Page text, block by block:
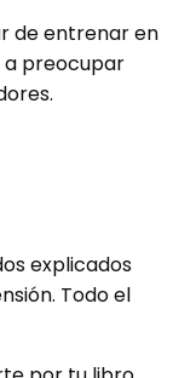
de entrenar en
a preocupar
explicados
Todo el